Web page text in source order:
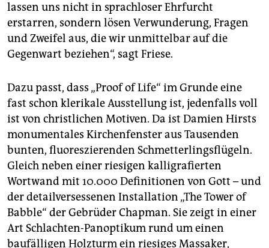
lassen uns nicht in sprachloser Ehrfurcht
erstarren, sondern lösen Verwunderung, Fragen
und Zweifel aus, die wir unmittelbar auf die
Gegenwart beziehen“, sagt Friese.
Dazu passt, dass „Proof of Life“ im Grunde eine
fast schon klerikale Ausstellung ist, jedenfalls voll
ist von christlichen Motiven. Da ist Damien Hirsts
monumentales Kirchenfenster aus Tausenden
bunten, fluoreszierenden Schmetterlingsflügeln.
Gleich neben einer riesigen kalligrafierten
Wortwand mit 10.000 Definitionen von Gott – und
der detailversessenen In­stallation „The Tower of
Babble“ der Gebrüder Chapman. Sie zeigt in einer
Art Schlachten-Panoptikum rund um einen
baufälligen Holzturm ein riesiges Massaker,